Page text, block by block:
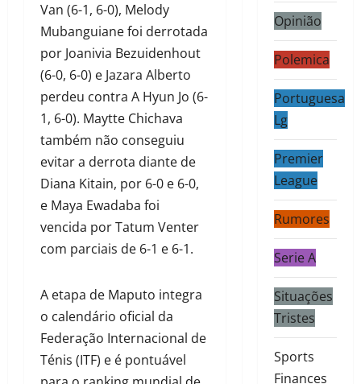
Van (6-1, 6-0), Melody
Mubanguiane foi derrotada
por Joanivia Bezuidenhout
(6-0, 6-0) e Jazara Alberto
perdeu contra A Hyun Jo (6-
1, 6-0). Maytte Chichava
também não conseguiu
evitar a derrota diante de
Diana Kitain, por 6-0 e 6-0,
e Maya Ewadaba foi
vencida por Tatum Venter
com parciais de 6-1 e 6-1.
A etapa de Maputo integra
o calendário oficial da
Federação Internacional de
Ténis (ITF) e é pontuável
Opinião
Polemica
Portuguesa
Lg
Premier
League
Rumores
Serie A
Situações
Tristes
Sports
Finances